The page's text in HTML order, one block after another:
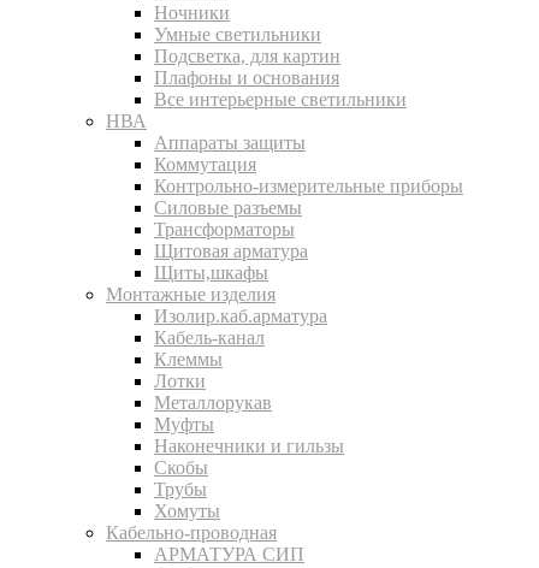
Ночники
Умные светильники
Подсветка, для картин
Плафоны и основания
Все интерьерные светильники
НВА
Аппараты защиты
Коммутация
Контрольно-измерительные приборы
Силовые разъемы
Трансформаторы
Щитовая арматура
Щиты,шкафы
Монтажные изделия
Изолир.каб.арматура
Кабель-канал
Клеммы
Лотки
Металлорукав
Муфты
Наконечники и гильзы
Скобы
Трубы
Хомуты
Кабельно-проводная
АРМАТУРА СИП